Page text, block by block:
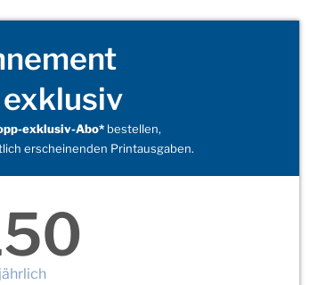
exklusiv-Abo*bestellen,
erscheinenden Printausgaben.
jährlich